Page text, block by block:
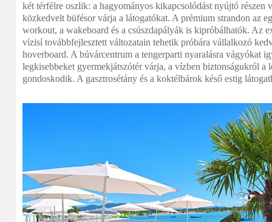
két térfélre oszlik: a hagyományos kikapcsolódást nyújtó részen
közkedvelt büfésor várja a látogatókat. A prémium strandon az
workout, a wakeboard és a csúszdapályák is kipróbálhatók. Az
vízisí továbbfejlesztett változatain tehetik próbára vállalkozó
hoverboard. A búvárcentrum a tengerparti nyaralásra vágyókat
legkisebbeket gyermekjátszótér várja, a vízben biztonságukról a
gondoskodik. A gasztrosétány és a koktélbárok késő estig